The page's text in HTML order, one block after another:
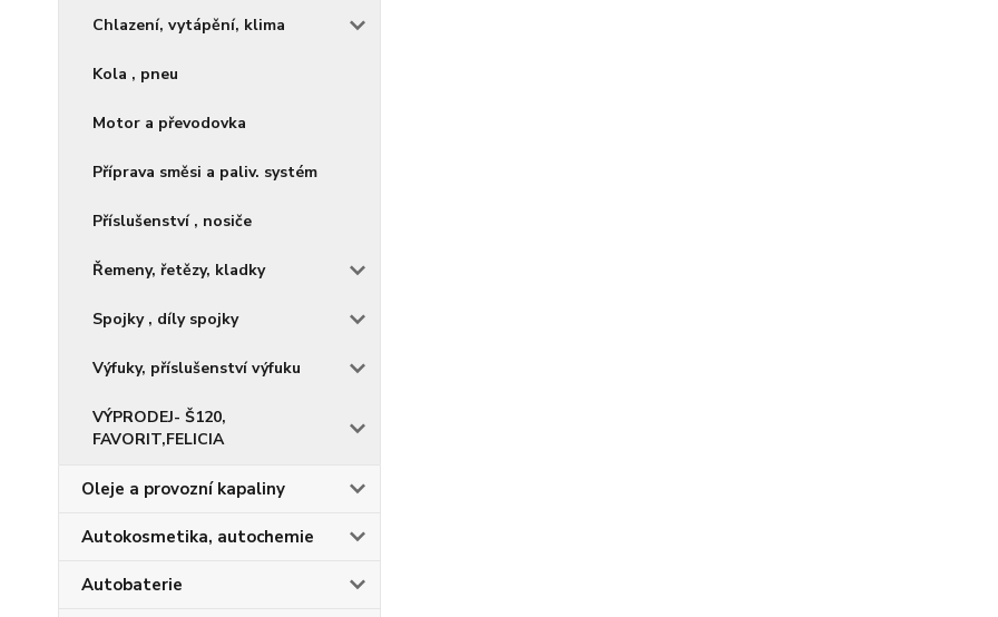
Chlazení, vytápění, klima
Kola , pneu
Motor a převodovka
Příprava směsi a paliv. systém
Příslušenství , nosiče
Řemeny, řetězy, kladky
Spojky , díly spojky
Výfuky, příslušenství výfuku
VÝPRODEJ- Š120,
FAVORIT,FELICIA
Oleje a provozní kapaliny
Autokosmetika, autochemie
Autobaterie